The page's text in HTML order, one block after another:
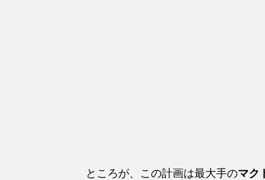
ところが、この計画は最大手のマク